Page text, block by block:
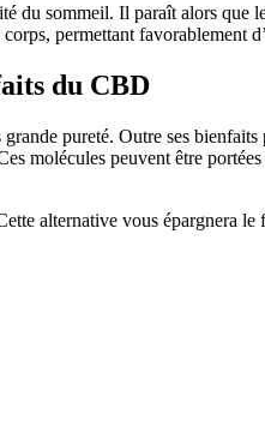
du sommeil. Il paraît alors
permettant favorablement
du CBD
pureté. Outre ses bienfaits
molécules peuvent être
alternative vous épargnera le